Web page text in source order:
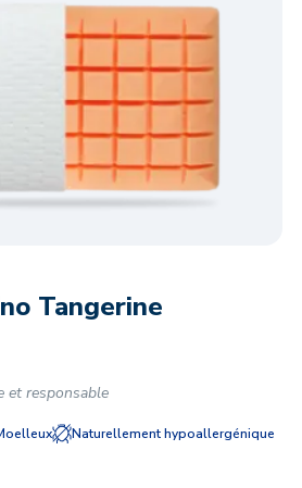
Tangerine
et responsable
Naturellement hypoallergénique